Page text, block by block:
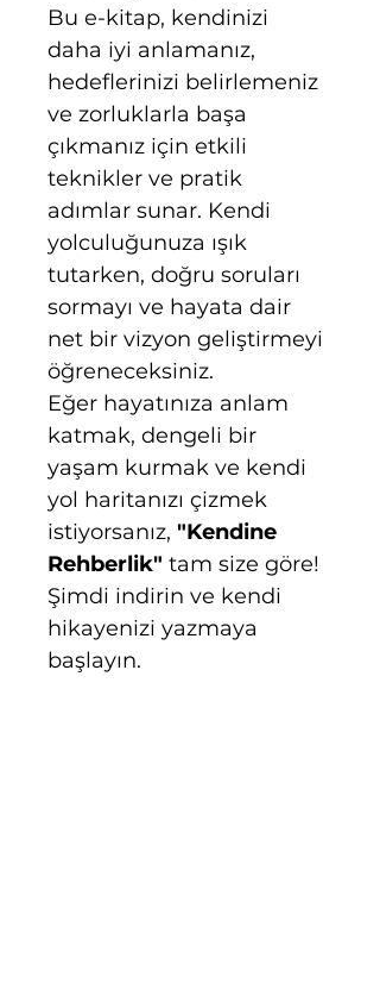
Bu e-kitap, kendinizi
daha iyi anlamanız,
hedeflerinizi belirlemeniz
ve zorluklarla başa
çıkmanız için etkili
teknikler ve pratik
adımlar sunar. Kendi
yolculuğunuza ışık
tutarken, doğru soruları
sormayı ve hayata dair
net bir vizyon geliştirmeyi
öğreneceksiniz.
Eğer hayatınıza anlam
katmak, dengeli bir
yaşam kurmak ve kendi
yol haritanızı çizmek
istiyorsanız, "Kendine
Rehberlik" tam size göre!
Şimdi indirin ve kendi
hikayenizi yazmaya
başlayın.